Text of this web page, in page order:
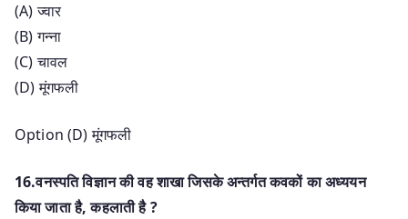
(A) ज्वार
(B) गन्ना
(C) चावल
(D) मूंगफली
Option (D) मूंगफली
16.वनस्पति विज्ञान की वह शाखा जिसके अन्तर्गत कवकों का अध्ययन
किया जाता है, कहलाती है ?